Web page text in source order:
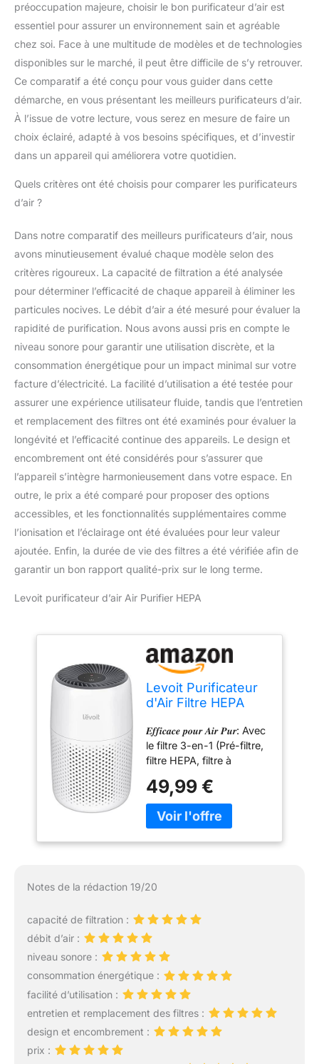
préoccupation majeure, choisir le bon purificateur d’air est
essentiel pour assurer un environnement sain et agréable
chez soi. Face à une multitude de modèles et de technologies
disponibles sur le marché, il peut être difficile de s’y retrouver.
Ce comparatif a été conçu pour vous guider dans cette
démarche, en vous présentant les meilleurs purificateurs d’air.
À l’issue de votre lecture, vous serez en mesure de faire un
choix éclairé, adapté à vos besoins spécifiques, et d’investir
dans un appareil qui améliorera votre quotidien.
Quels critères ont été choisis pour comparer les purificateurs
d’air ?
Dans notre comparatif des meilleurs purificateurs d’air, nous
avons minutieusement évalué chaque modèle selon des
critères rigoureux. La capacité de filtration a été analysée
pour déterminer l’efficacité de chaque appareil à éliminer les
particules nocives. Le débit d’air a été mesuré pour évaluer la
rapidité de purification. Nous avons aussi pris en compte le
niveau sonore pour garantir une utilisation discrète, et la
consommation énergétique pour un impact minimal sur votre
facture d’électricité. La facilité d’utilisation a été testée pour
assurer une expérience utilisateur fluide, tandis que l’entretien
et remplacement des filtres ont été examinés pour évaluer la
longévité et l’efficacité continue des appareils. Le design et
encombrement ont été considérés pour s’assurer que
l’appareil s’intègre harmonieusement dans votre espace. En
outre, le prix a été comparé pour proposer des options
accessibles, et les fonctionnalités supplémentaires comme
l’ionisation et l’éclairage ont été évaluées pour leur valeur
ajoutée. Enfin, la durée de vie des filtres a été vérifiée afin de
garantir un bon rapport qualité-prix sur le long terme.
Levoit purificateur d’air Air Purifier HEPA
Levoit Purificateur
d'Air Filtre HEPA
Chambre Silencieux
Blanc
𝑬𝒇𝒇𝒊𝒄𝒂𝒄𝒆 𝒑𝒐𝒖𝒓 𝑨𝒊𝒓 𝑷𝒖𝒓: Avec
le filtre 3-en-1 (Pré-filtre,
filtre HEPA, filtre à
capture le pollen, poils
d'animaux, poussières
fines, odeurs, fumée;
maison en un havre sûr
plus jamais dérangé par
le bourdonnement du
purificateur; avec le
mode veille 25 dB ,
même les dormeurs
légers peuvent
s'endormir doucement;
Et il dispose de 3
vitesse turbo pour
49,99 €
Notes de la rédaction 19/20
capacité de filtration :
débit d’air :
niveau sonore :
consommation énergétique :
facilité d’utilisation :
entretien et remplacement des filtres :
design et encombrement :
prix :